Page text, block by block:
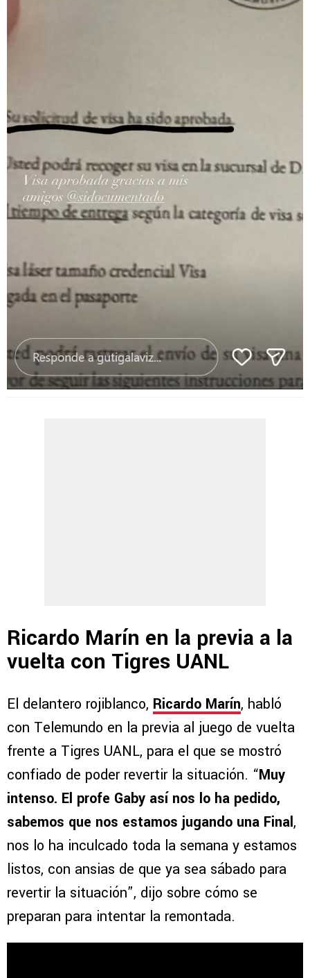
Ricardo Marín en la previa a la
vuelta con Tigres UANL
El delantero rojiblanco, Ricardo Marín, habló
con Telemundo en la previa al juego de vuelta
frente a Tigres UANL, para el que se mostró
confiado de poder revertir la situación. “Muy
intenso. El profe Gaby así nos lo ha pedido,
sabemos que nos estamos jugando una Final,
nos lo ha inculcado toda la semana y estamos
listos, con ansias de que ya sea sábado para
revertir la situación”, dijo sobre cómo se
preparan para intentar la remontada.